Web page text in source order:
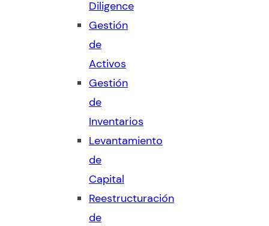
Diligence
Gestión
de
Activos
Gestión
de
Inventarios
Levantamiento
de
Capital
Reestructuración
de